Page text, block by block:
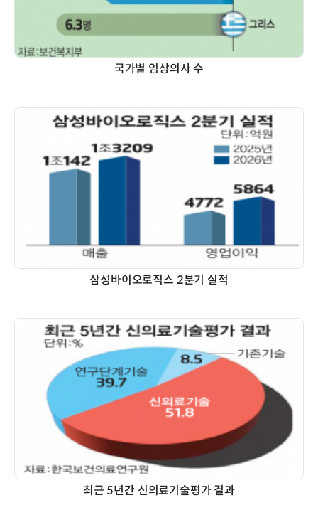
국가별 임상의사 수
삼성바이오로직스 2분기 실적
최근 5년간 신의료기술평가 결과